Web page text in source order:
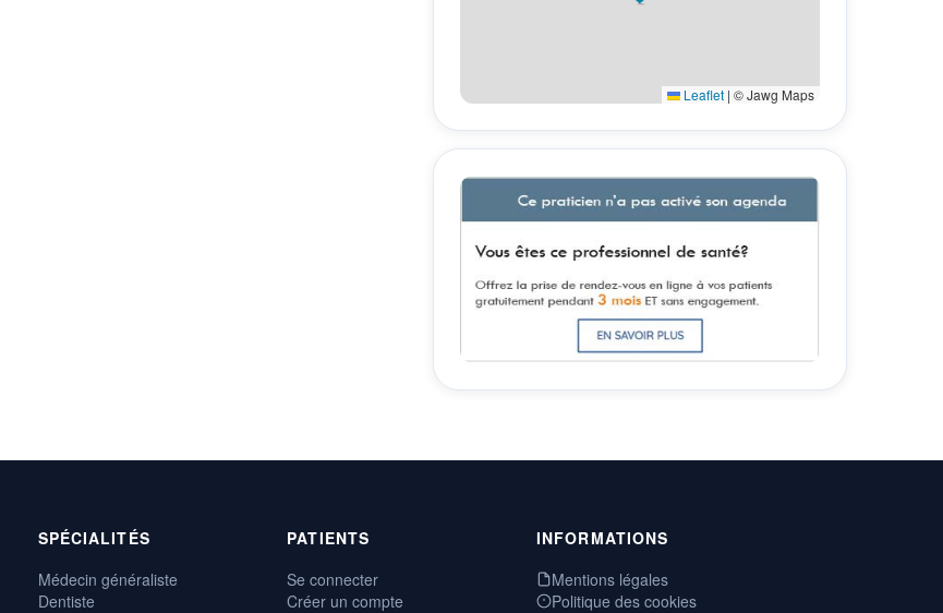
Leaflet | © Jawg Maps
SPÉCIALITÉS
Médecin généraliste
Dentiste
PATIENTS
Se connecter
Créer un compte
INFORMATIONS
Mentions légales
Politique des cookies